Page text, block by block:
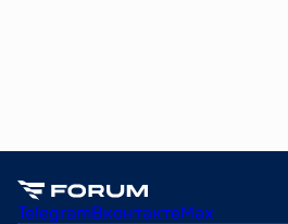
TelegramВконтактеMax